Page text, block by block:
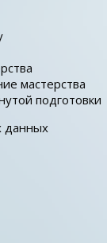
мастерства
подготовки
данных